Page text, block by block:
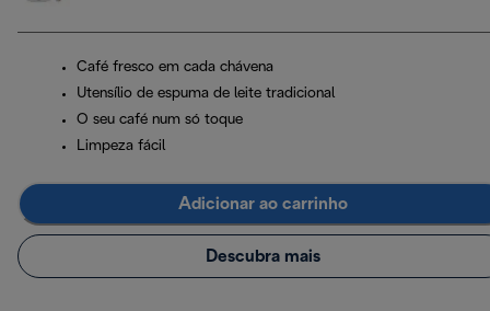
Café fresco em cada chávena
Utensílio de espuma de leite tradicional
O seu café num só toque
Limpeza fácil
Adicionar ao carrinho
Descubra mais